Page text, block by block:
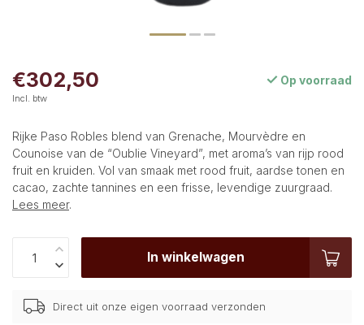
€302,50
Incl. btw
Op voorraad
Rijke Paso Robles blend van Grenache, Mourvèdre en
Counoise van de “Oublie Vineyard”, met aroma’s van rijp rood
fruit en kruiden. Vol van smaak met rood fruit, aardse tonen en
cacao, zachte tannines en een frisse, levendige zuurgraad.
Lees meer.
In winkelwagen
Direct uit onze eigen voorraad verzonden